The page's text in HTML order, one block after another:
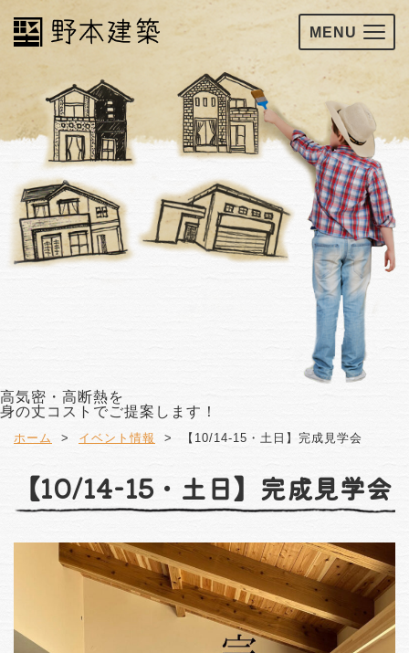
MENU
高気密・高断熱を
身の丈コストでご提案します！
ホーム イベント情報 【10/14-15・土日】完成見学会
【10/14-15・土日】完成見学会